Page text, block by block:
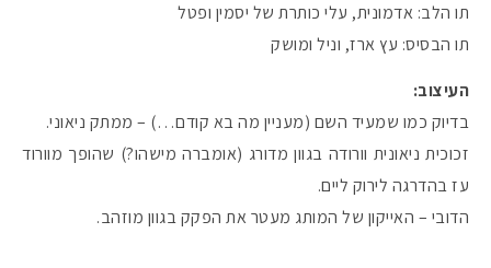
תו הלב: אדמונית, עלי כותרת של יסמין ופטל
תו הבסיס: עץ ארז, וניל ומושק
העיצוב:
בדיוק כמו שמעיד השם (מעניין מה בא קודם…) – ממתק ניאוני.
זכוכית ניאונית וורודה בגוון מדורג (אומברה מישהו?) שהופך מוורוד
עז בהדרגה לירוק ליים.
הדובי – האייקון של המותג מעטר את הפקק בגוון מוזהב.